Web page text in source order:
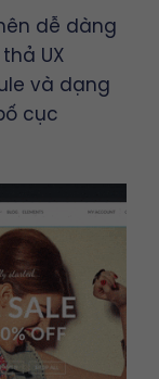
dễ dàng
thả UX
và dạng
cục